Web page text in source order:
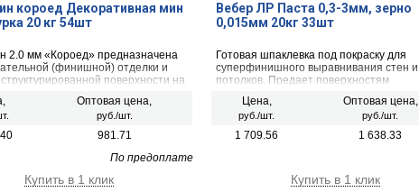
короед Декоративная мин
20 кг 54шт
2.0 мм «Короед» предназначена
(финишной) отделки и
поверхности на
для защиты и декоративного
(цветового и структурного)
реконструируемых,
окончательной отделки системы
при внешней и внутренней
Оптовая цена,
руб./шт.
981.71
По предоплате
Купить в 1 клик
Вебер ЛР Паста 0,3-3мм, зерно
0,015мм 20кг 33шт
Готовая шпаклевка под покраску для
суперфинишного выравнивания стен и
потолков. Предает поверхностям
Цена,
руб./шт.
Оптовая цена,
руб./шт.
1 709.56 1 638.33
Купить в 1 клик